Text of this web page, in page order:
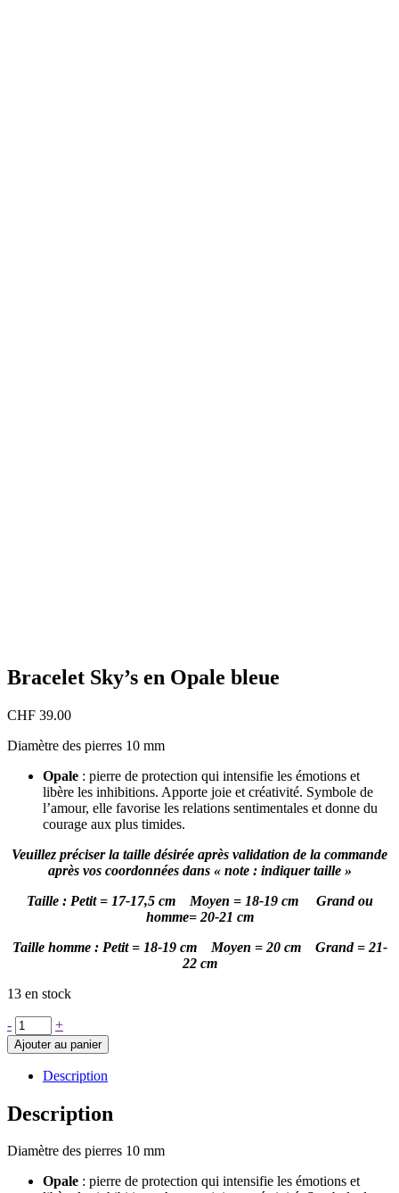
Bracelet Sky’s en Opale bleue
CHF 39.00
Diamètre des pierres 10 mm
Opale : pierre de protection qui intensifie les émotions et
libère les inhibitions. Apporte joie et créativité. Symbole de
l’amour, elle favorise les relations sentimentales et donne du
courage aux plus timides.
Veuillez préciser la taille désirée après validation de la commande
après vos coordonnées dans « note : indiquer taille »
Taille : Petit = 17-17,5 cm Moyen = 18-19 cm Grand ou
homme= 20-21 cm
Taille homme : Petit = 18-19 cm Moyen = 20 cm Grand = 21-
22 cm
13 en stock
- quantité
de
Bracelet
Sky's
Opale
bleue
+
Ajouter au panier
Description
Description
Diamètre des pierres 10 mm
Opale : pierre de protection qui intensifie les émotions et